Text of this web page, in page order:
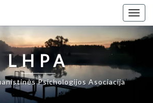
LHPA
Psichologijos Asociacija